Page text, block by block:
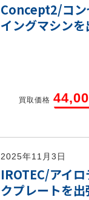
Concept2/コ
イングマシンを
買取価格
2025年11月3日
IROTEC/アイ
クプレートを出